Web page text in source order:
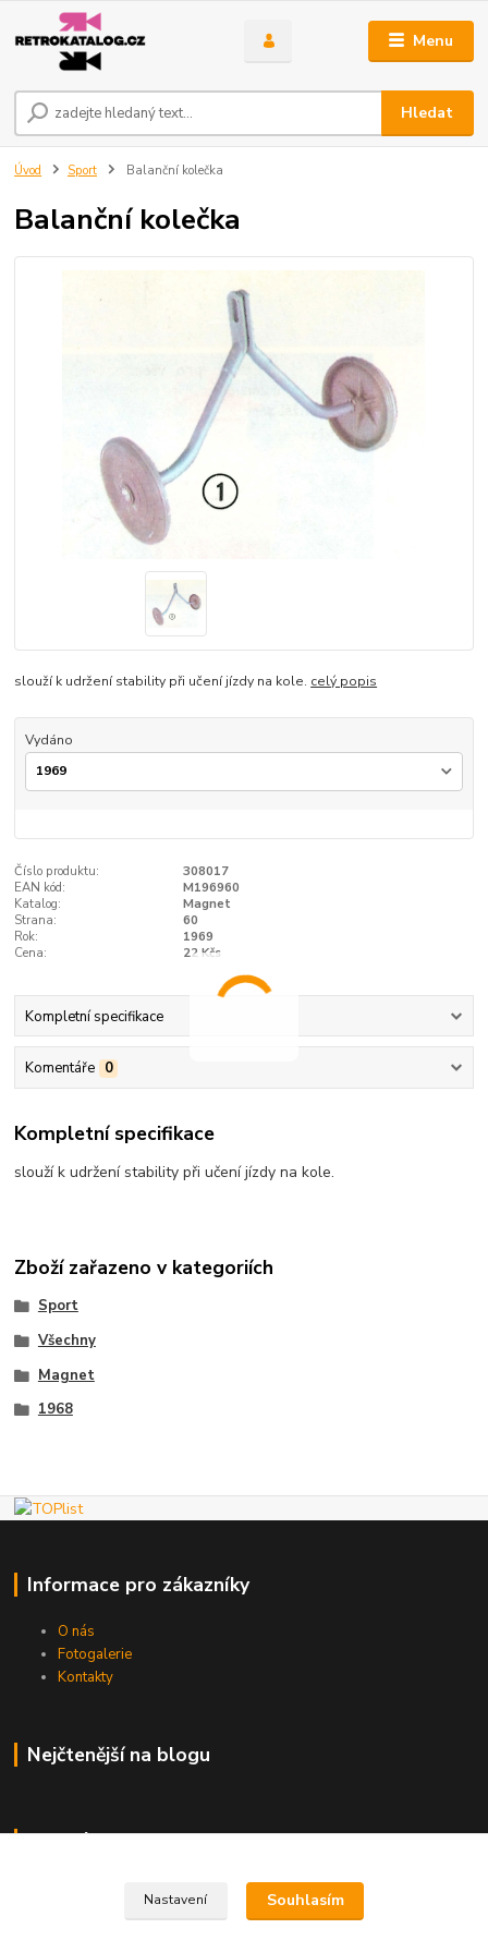
Menu
Hledat
Úvod Sport Balanční kolečka
Balanční kolečka
slouží k udržení stability při učení jízdy na kole. celý popis
Vydáno
Číslo produktu:
308017
EAN kód:
M196960
Katalog:
Magnet
Strana:
60
Rok:
1969
Cena:
22 Kčs
Kompletní specifikace
Komentáře 0
Kompletní specifikace
slouží k udržení stability při učení jízdy na kole.
Zboží zařazeno v kategoriích
Sport
Všechny
Magnet
1968
Informace pro zákazníky
O nás
Fotogalerie
Kontakty
Nejčtenější na blogu
Kde nás najdete
Nastavení Souhlasím